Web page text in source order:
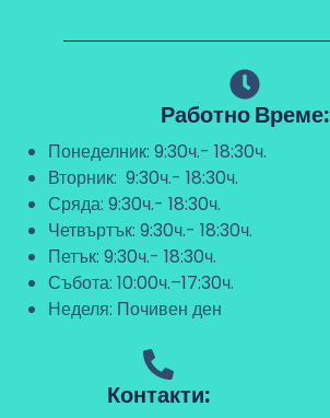
Работно Време:
Понеделник: 9:30ч.- 18:30ч.
Вторник: 9:30ч.- 18:30ч.
Сряда: 9:30ч.- 18:30ч.
Четвъртък: 9:30ч.- 18:30ч.
Петък: 9:30ч.- 18:30ч.
Събота: 10:00ч.–17:30ч.
Неделя: Почивен ден
Контакти: